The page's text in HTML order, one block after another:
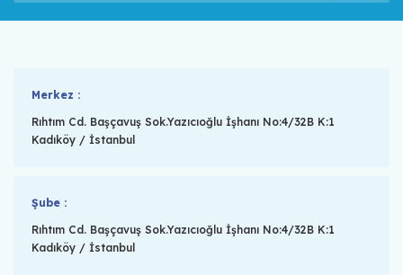
Merkez :
Rıhtım Cd. Başçavuş Sok.Yazıcıoğlu İşhanı No:4/32B K:1
Kadıköy / İstanbul
Şube :
Rıhtım Cd. Başçavuş Sok.Yazıcıoğlu İşhanı No:4/32B K:1
Kadıköy / İstanbul